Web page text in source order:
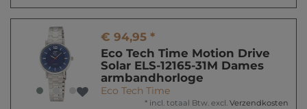
€ 94,95 *
Eco Tech Time Motion Drive
Solar ELS-12165-31M Dames
armbandhorloge
Eco Tech Time
* incl. totaal Btw. excl. Verzendkosten